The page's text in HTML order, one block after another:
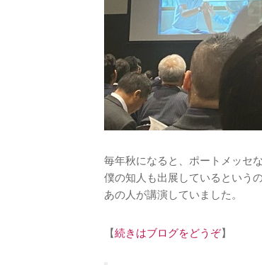
毎年秋になると、ポートメッセ
僕の知人も出展しているという
あの人が講演していました。
【続きはブログをどうぞ】